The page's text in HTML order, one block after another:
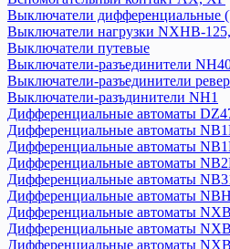
Импульсные реле
Катушки управления
Кнопки управления
Контакторы, пускатели
Модульные переключатели NZK1-32
Оборудование для защиты и
Кулачковый переключатель LW
Оборудование сигнализации и
Плавкие вставки
Расцепитель независимый
Реле времени
Розетки на din-рейку
Выключатели
Выключатели нагрузки NXHB-
Выключатели путевые
Выключатели-разъединители
Выключатели-разъединители
Выключатели-разъдинители NH1
Дифференциальные автоматы
Дифференциальные автоматы
Дифференциальные автоматы
Дифференциальные автоматы
Дифференциальные автоматы
Дифференциальные автоматы
Дифференциальные автоматы
Дифференциальные автоматы
Дифференциальные автоматы